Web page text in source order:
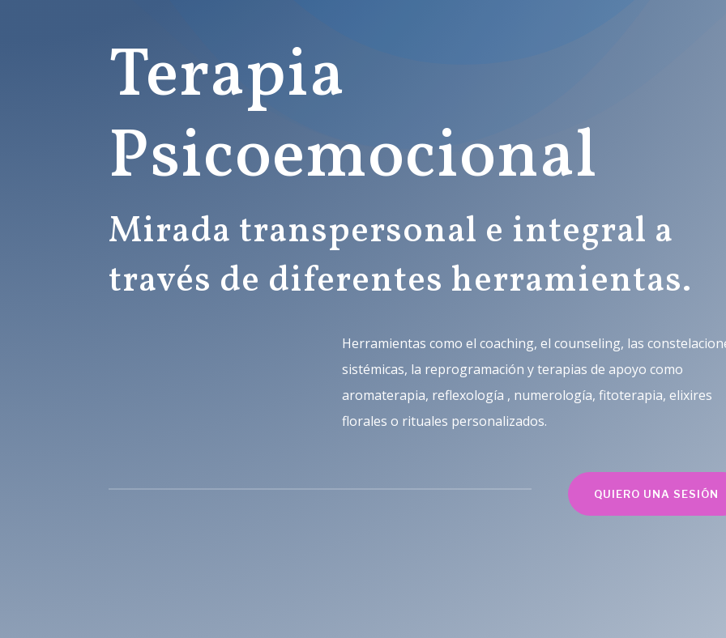
Terapia
Psicoemocional
Mirada transpersonal e integral a
través de diferentes herramientas.
Herramientas como el coaching, el counseling, las
sistémicas, la reprogramación y terapias de apoyo como
aromaterapia, reflexología , numerología, fitoterapia, elixires
florales o rituales personalizados.
QUIERO UNA SESIÓN